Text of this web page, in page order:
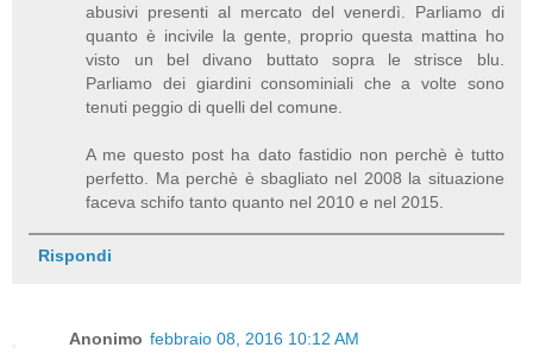
abusivi presenti al mercato del venerdì. Parliamo di
quanto è incivile la gente, proprio questa mattina ho
visto un bel divano buttato sopra le strisce blu.
Parliamo dei giardini consominiali che a volte sono
tenuti peggio di quelli del comune.
A me questo post ha dato fastidio non perchè è tutto
perfetto. Ma perchè è sbagliato nel 2008 la situazione
faceva schifo tanto quanto nel 2010 e nel 2015.
Rispondi
Anonimo febbraio 08, 2016 10:12 AM